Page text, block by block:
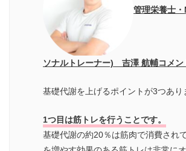
管理栄養士
ソナルトレーナー) 吉澤 航輔コメン
基礎代謝を上げるポイントが3つあり
1つ目は筋トレを行うことです。
基礎代謝の約20％は筋肉で消費され